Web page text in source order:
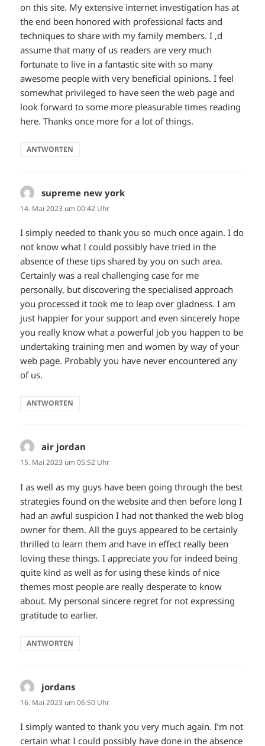
on this site. My extensive internet investigation has at
the end been honored with professional facts and
techniques to share with my family members. I ‚d
assume that many of us readers are very much
fortunate to live in a fantastic site with so many
awesome people with very beneficial opinions. I feel
somewhat privileged to have seen the web page and
look forward to some more pleasurable times reading
here. Thanks once more for a lot of things.
ANTWORTEN
supreme new york
14. Mai 2023 um 00:42 Uhr
I simply needed to thank you so much once again. I do
not know what I could possibly have tried in the
absence of these tips shared by you on such area.
Certainly was a real challenging case for me
personally, but discovering the specialised approach
you processed it took me to leap over gladness. I am
just happier for your support and even sincerely hope
you really know what a powerful job you happen to be
undertaking training men and women by way of your
web page. Probably you have never encountered any
of us.
ANTWORTEN
air jordan
15. Mai 2023 um 05:52 Uhr
I as well as my guys have been going through the best
strategies found on the website and then before long I
had an awful suspicion I had not thanked the web blog
owner for them. All the guys appeared to be certainly
thrilled to learn them and have in effect really been
loving these things. I appreciate you for indeed being
quite kind as well as for using these kinds of nice
themes most people are really desperate to know
about. My personal sincere regret for not expressing
gratitude to earlier.
ANTWORTEN
jordans
16. Mai 2023 um 06:50 Uhr
I simply wanted to thank you very much again. I’m not
certain what I could possibly have done in the absence